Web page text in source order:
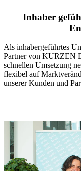
Inhaber
Als inhabergeführtes
Partner von KURZEN
schnellen Umsetzung
flexibel auf
unserer Kunden und